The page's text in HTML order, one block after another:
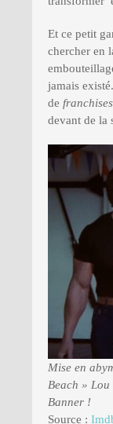
Et ce petit
chercher en
jamais
de franchises
devant de la
Mise en
Beach »
Banner !
Source :